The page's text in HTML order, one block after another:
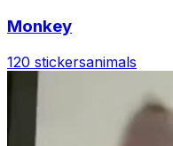
Monkey
120 stickersanimals